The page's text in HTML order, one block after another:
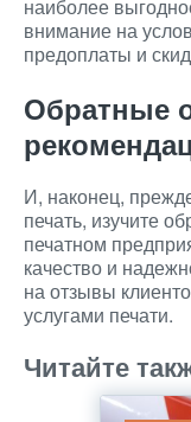
наиболее
внимание на
предоплаты и
Обратные
И, наконец,
печать, изучите
печатном
качество и
на отзывы
услугами печати.
Читайте